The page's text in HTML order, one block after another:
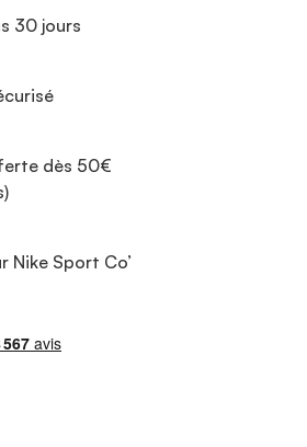
30 jours
dès 50€
Nike Sport Co’